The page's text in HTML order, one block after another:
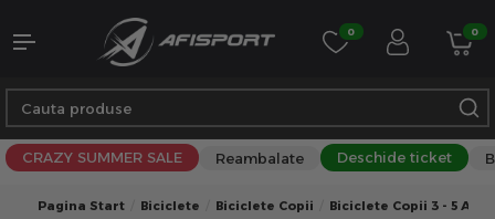
0 0
CRAZY SUMMER SALE Reambalate Deschide ticket
Pagina Start Biciclete Biciclete Copii Biciclete Copii 3 - 5 Ani